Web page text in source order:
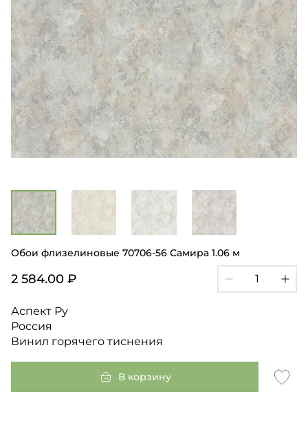
Обои флизелиновые 70706-56 Самира 1.06 м
2 584.00 ₽
Аспект Ру
Россия
Винил горячего тиснения
В корзину